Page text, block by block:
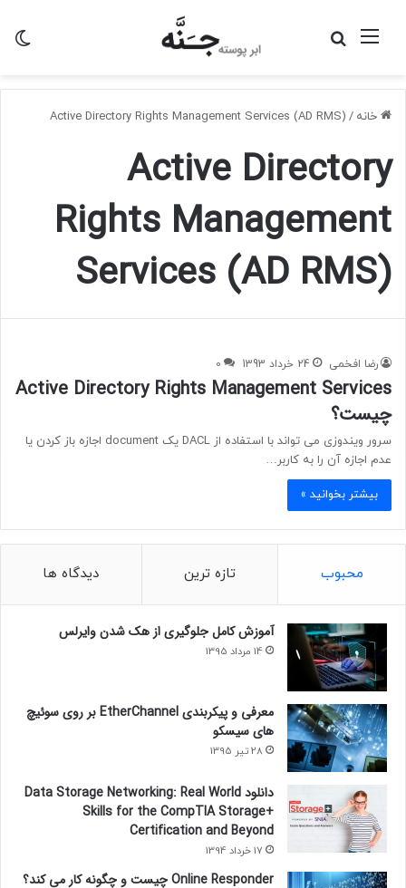
منو
خانه /
Active Directory Rights Management Services (AD RMS)
Active Directory
Rights Management
Services (AD RMS)
رضا افخمی 24 خرداد 1393 0
Active Directory Rights Management Services
چیست؟
سرور ویندوزی می تواند با استفاده از DACL یک document اجازه باز کردن یا
عدم اجازه آن را به کاربر…
بیشتر بخوانید »
محبوب تازه ترین دیدگاه ها
آموزش کامل جلوگیری از هک شدن وایرلس
14 مرداد 1395
معرفی و پیکربندی EtherChannel بر روی سوئیچ
های سیسکو
28 تیر 1395
دانلود Data Storage Networking: Real World
Skills for the CompTIA Storage+
Certification and Beyond
17 خرداد 1394
Online Responder چیست و چگونه کار می کند؟